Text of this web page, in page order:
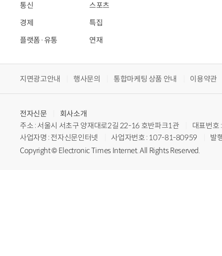
통신
경제
플랫폼·유통
스포츠
특집
연재
지면광고안내 행사문의 통합마케팅 상품 안내 이용약관
전자신문
회사소개
주소 : 서울시 서초구 양재대로2길 22-16 호반파크1관
대표번
사업자명 : 전자신문인터넷
사업자번호 : 107-81-80959
발
Copyright © Electronic Times Internet. All Rights Reserved.